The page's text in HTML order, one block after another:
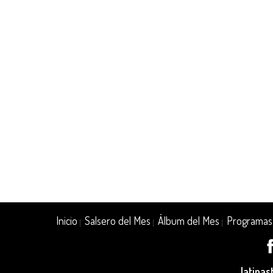
Inicio |Salsero del Mes |Álbum del Mes Programas